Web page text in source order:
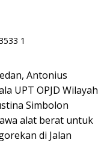
Antonius
UPT OPJD Wilayah
Simbolon
alat berat untuk
di Jalan